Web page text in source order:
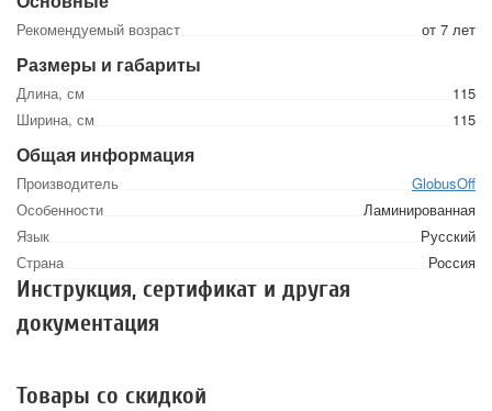
Рекомендуемый возраст от 7 лет
Размеры и габариты
Длина, см
115
Ширина, см
115
Общая информация
Производитель
GlobusOff
Особенности
Ламинированная
Язык
Русский
Страна
Россия
Инструкция, сертификат и другая
документация
Товары со скидкой